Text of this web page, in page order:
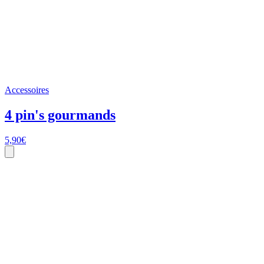
Accessoires
4 pin's gourmands
5,90€